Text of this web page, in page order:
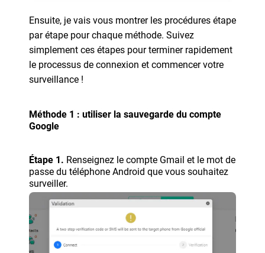
Ensuite, je vais vous montrer les procédures étape
par étape pour chaque méthode. Suivez
simplement ces étapes pour terminer rapidement
le processus de connexion et commencer votre
surveillance !
Méthode 1 : utiliser la sauvegarde du compte
Google
Étape 1. Renseignez le compte Gmail et le mot de
passe du téléphone Android que vous souhaitez
surveiller.